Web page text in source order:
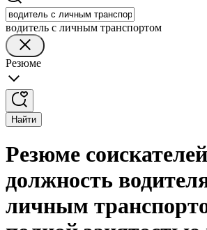
водитель с личным транспортом
Резюме
Найти
Резюме
должность
личным